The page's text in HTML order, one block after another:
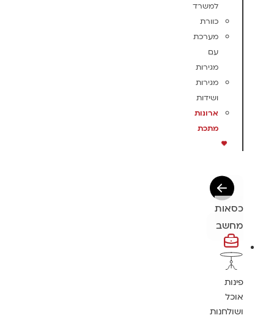
למשרד
כוורת
מערכת
עם
מגירות
מגירות
ושידות
ארונות
מתכת
כסאות
מחשב
פינות
אוכל
ושולחנות